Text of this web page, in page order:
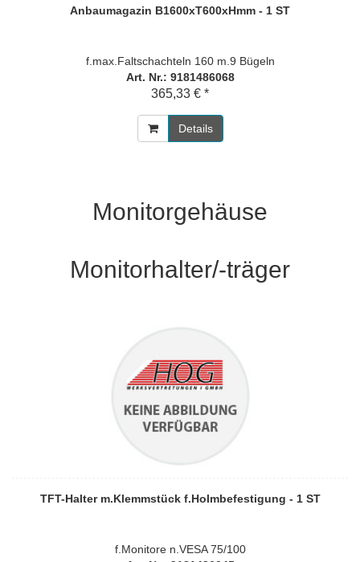
Anbaumagazin B1600xT600xHmm - 1 ST
f.max.Faltschachteln 160 m.9 Bügeln
Art. Nr.: 9181486068
365,33 € *
Details
Monitorgehäuse
Monitorhalter/-träger
TFT-Halter m.Klemmstück f.Holmbefestigung - 1 ST
f.Monitore n.VESA 75/100